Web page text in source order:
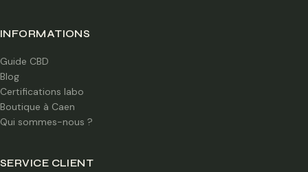
INFORMATIONS
Guide CBD
Blog
Certifications labo
Boutique à Caen
Qui sommes-nous ?
SERVICE CLIENT